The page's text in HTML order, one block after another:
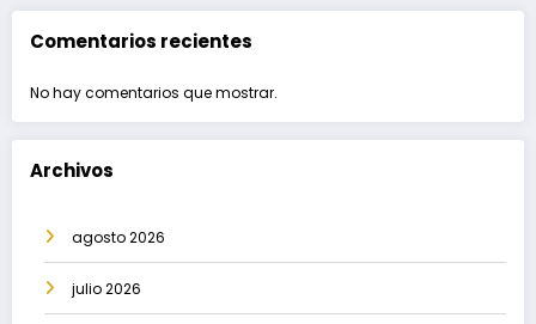
Comentarios recientes
No hay comentarios que mostrar.
Archivos
agosto 2026
julio 2026